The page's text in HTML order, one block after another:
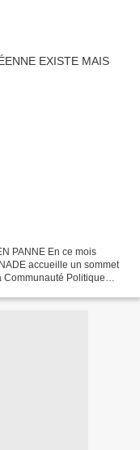
PANNE En ce mois
accueille un sommet
Politique